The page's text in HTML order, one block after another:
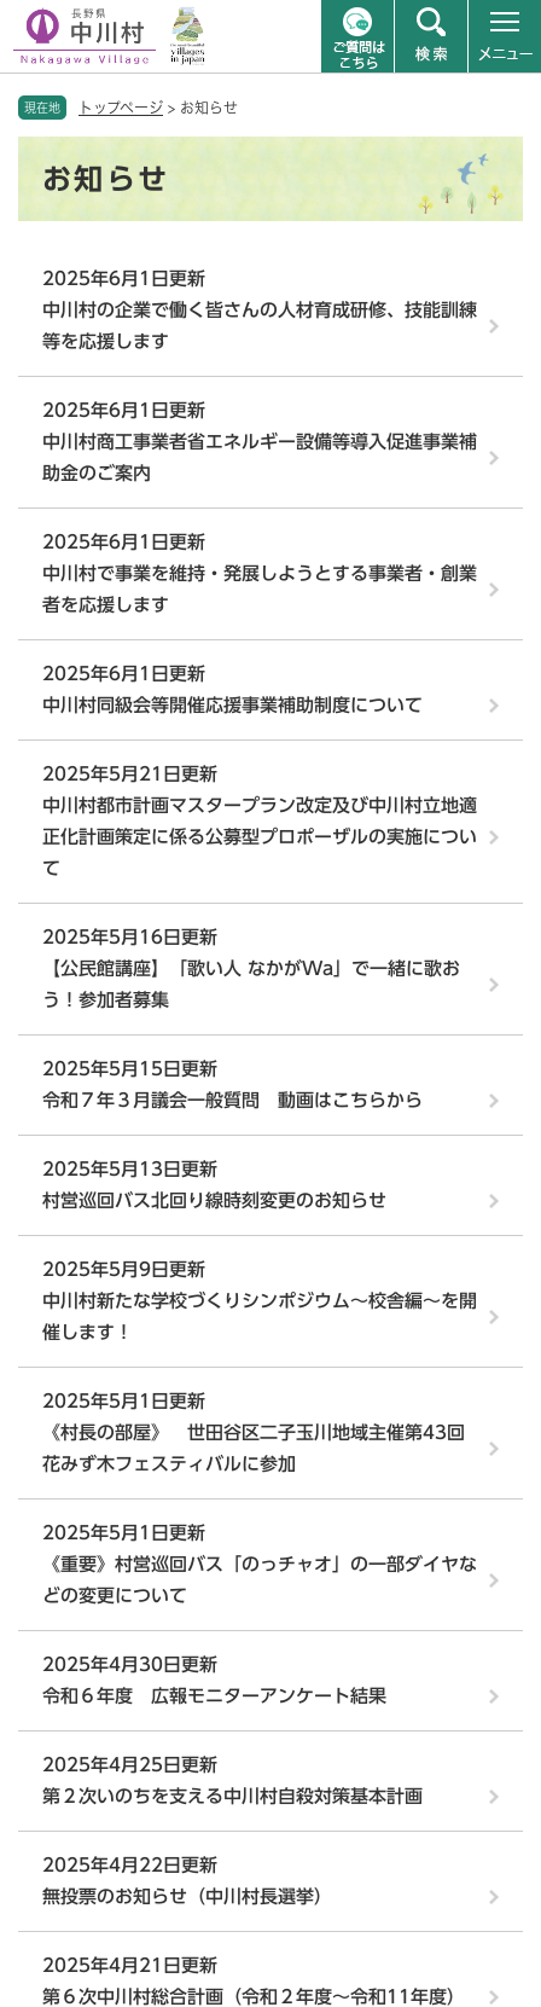
現在地 トップページ > お知らせ
お知らせ
2025年6月1日更新
中川村の企業で働く皆さんの人材育成研修、技能訓練
等を応援します
2025年6月1日更新
中川村商工事業者省エネルギー設備等導入促進事業補
助金のご案内
2025年6月1日更新
中川村で事業を維持・発展しようとする事業者・創業
者を応援します
2025年6月1日更新
中川村同級会等開催応援事業補助制度について
2025年5月21日更新
中川村都市計画マスタープラン改定及び中川村立地適
正化計画策定に係る公募型プロポーザルの実施につい
て
2025年5月16日更新
【公民館講座】「歌い人 なかがWa」で一緒に歌お
う！参加者募集
2025年5月15日更新
令和７年３月議会一般質問 動画はこちらから
2025年5月13日更新
村営巡回バス北回り線時刻変更のお知らせ
2025年5月9日更新
中川村新たな学校づくりシンポジウム～校舎編～を開
催します！
2025年5月1日更新
《村長の部屋》 世田谷区二子玉川地域主催第43回
花みず木フェスティバルに参加
2025年5月1日更新
《重要》村営巡回バス「のっチャオ」の一部ダイヤな
どの変更について
2025年4月30日更新
令和６年度 広報モニターアンケート結果
2025年4月25日更新
第２次いのちを支える中川村自殺対策基本計画
2025年4月22日更新
無投票のお知らせ（中川村長選挙）
2025年4月21日更新
第６次中川村総合計画（令和２年度～令和11年度）